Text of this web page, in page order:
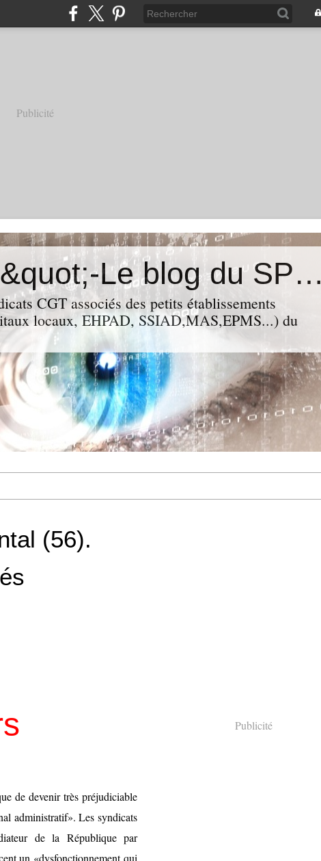
Publicité
&quot;Résistances&quot;-Le blog du SPHAB/CGT (56-Guémené-sur-Scorff) et des Syndicats CGT associés des petits établissements sanitaires, sociaux et médico-sociaux du Morbihan qui résistent à la casse
CGT associés des petits établissements
locaux, EHPAD, SSIAD,MAS,EPMS...) du
(56).
de devenir très préjudiciable
administratif». Les syndicats
de la République par
un «dysfonctionnement qui
Publicité